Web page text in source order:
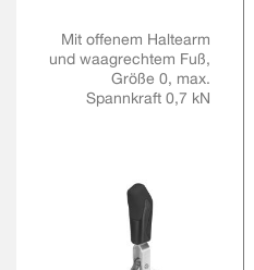
Mit offenem Haltearm
und waagrechtem Fuß,
Größe 0, max.
Spannkraft 0,7 kN